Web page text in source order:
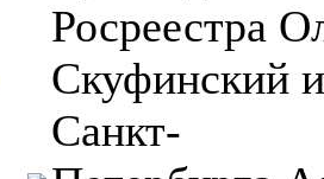
Росреестра
Скуфинский
Санкт-